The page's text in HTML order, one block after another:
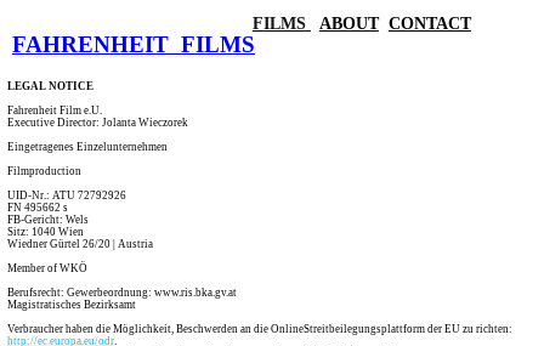
FAHRENHEIT FILMS
FILMS ABOUT CONTACT
LEGAL NOTICE
Fahrenheit Film e.U.
Executive Director: Jolanta Wieczorek
Eingetragenes Einzelunternehmen
Filmproduction
UID-Nr.: ATU 72792926
FN 495662 s
FB-Gericht: Wels
Sitz: 1040 Wien
Wiedner Gürtel 26/20 | Austria
Member of WKÖ
Berufsrecht: Gewerbeordnung: www.ris.bka.gv.at
Magistratisches Bezirksamt
Verbraucher haben die Möglichkeit, Beschwerden an die OnlineStreitbeilegungsplattform der EU zu richten:
http://ec.europa.eu/odr.